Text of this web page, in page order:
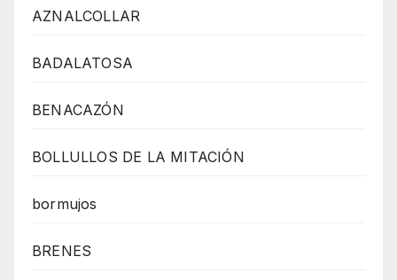
AZNALCOLLAR
BADALATOSA
BENACAZÓN
BOLLULLOS DE LA MITACIÓN
bormujos
BRENES